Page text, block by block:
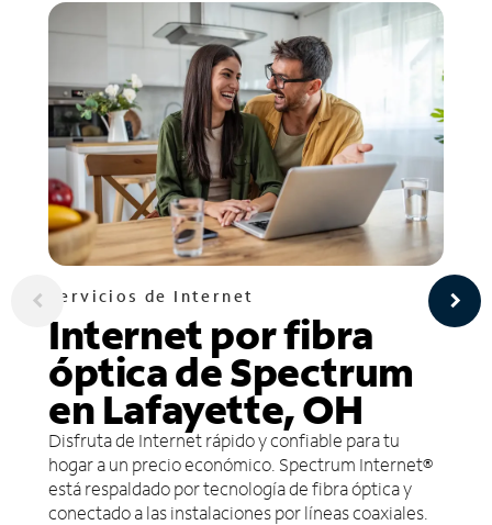
Servicios de Internet
Internet por fibra
óptica de Spectrum
en Lafayette, OH
Disfruta de Internet rápido y confiable para tu
hogar a un precio económico. Spectrum Internet®
está respaldado por tecnología de fibra óptica y
conectado a las instalaciones por líneas coaxiales.